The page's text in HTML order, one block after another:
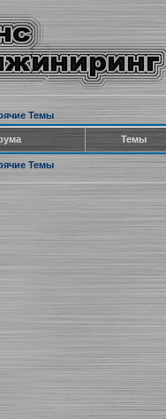
Темы
Темы
Темы